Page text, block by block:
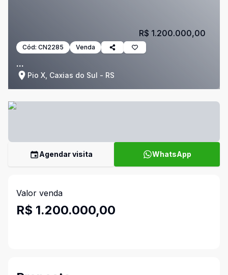
Cód: CN2285 Venda
...
Pio X, Caxias do Sul - RS
R$ 1.200.000,00
Agendar visita WhatsApp
Valor venda
R$ 1.200.000,00